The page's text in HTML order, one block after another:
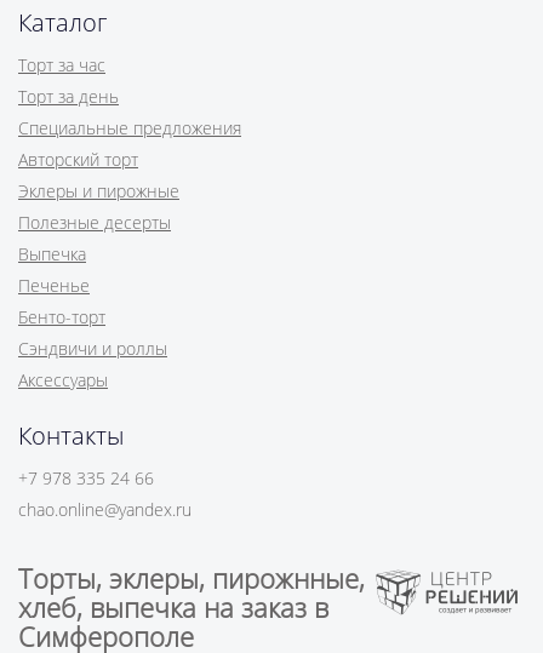
Каталог
Торт за час
Торт за день
Специальные предложения
Авторский торт
Эклеры и пирожные
Полезные десерты
Выпечка
Печенье
Бенто-торт
Сэндвичи и роллы
Аксессуары
Контакты
+7 978 335 24 66
chao.online@yandex.ru
Торты, эклеры, пирожнные,
хлеб, выпечка на заказ в
Симферополе